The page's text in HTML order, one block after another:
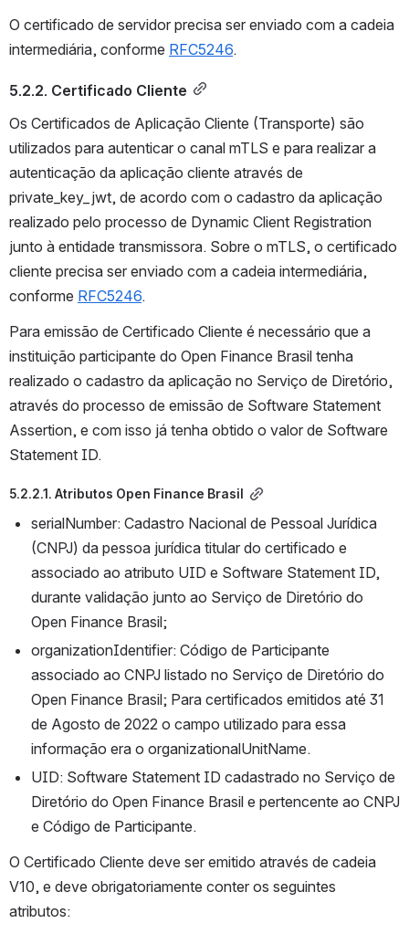
O certificado de servidor precisa ser enviado com a cadeia
intermediária, conforme RFC5246.
5.2.2. Certificado Cliente
Os Certificados de Aplicação Cliente (Transporte) são
utilizados para autenticar o canal mTLS e para realizar a
autenticação da aplicação cliente através de
private_key_jwt, de acordo com o cadastro da aplicação
realizado pelo processo de Dynamic Client Registration
junto à entidade transmissora. Sobre o mTLS, o certificado
cliente precisa ser enviado com a cadeia intermediária,
conforme RFC5246.
Para emissão de Certificado Cliente é necessário que a
instituição participante do Open Finance Brasil tenha
realizado o cadastro da aplicação no Serviço de Diretório,
através do processo de emissão de Software Statement
Assertion, e com isso já tenha obtido o valor de Software
Statement ID.
5.2.2.1. Atributos Open Finance Brasil
serialNumber: Cadastro Nacional de Pessoal Jurídica
(CNPJ) da pessoa jurídica titular do certificado e
associado ao atributo UID e Software Statement ID,
durante validação junto ao Serviço de Diretório do
Open Finance Brasil;
organizationIdentifier: Código de Participante
associado ao CNPJ listado no Serviço de Diretório do
Open Finance Brasil; Para certificados emitidos até 31
de Agosto de 2022 o campo utilizado para essa
informação era o organizationalUnitName.
UID: Software Statement ID cadastrado no Serviço de
Diretório do Open Finance Brasil e pertencente ao CNPJ
e Código de Participante.
O Certificado Cliente deve ser emitido através de cadeia
V10, e deve obrigatoriamente conter os seguintes
atributos: